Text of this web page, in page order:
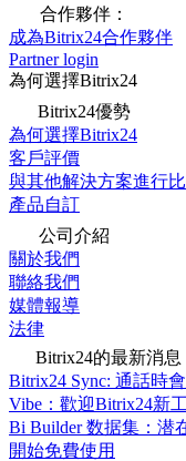
合作夥伴：
成為Bitrix24合作夥伴
Partner login
為何選擇Bitrix24
Bitrix24優勢
為何選擇Bitrix24
客戶評價
與其他解決方案進行
產品自訂
公司介紹
關於我們
聯絡我們
媒體報導
法律
Bitrix24的最新消息
Bitrix24 Sync: 通話時
Vibe：歡迎Bitrix24新
Bi Builder 数据集：潜
開始免費使用